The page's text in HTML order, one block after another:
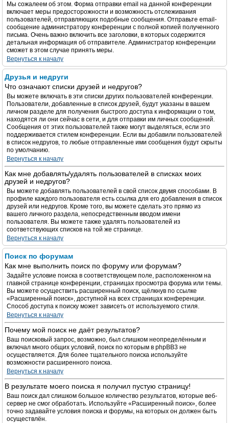
Мы сожалеем об этом. Форма отправки email на данной конференции
включает меры предосторожности и возможность отслеживания
пользователей, отправляющих подобные сообщения. Отправьте email-
сообщение администратору конференции с полной копией полученного
письма. Очень важно включить все заголовки, в которых содержится
детальная информация об отправителе. Администратор конференции
сможет в этом случае принять меры.
Вернуться к началу
Друзья и недруги
Что означают списки друзей и недругов?
Вы можете включать в эти списки других пользователей конференции.
Пользователи, добавленные в список друзей, будут указаны в вашем
личном разделе для получения быстрого доступа к информации о том,
находятся ли они сейчас в сети, и для отправки им личных сообщений.
Сообщения от этих пользователей также могут выделяться, если это
поддерживается стилем конференции. Если вы добавили пользователей
в список недругов, то любые отправленные ими сообщения будут скрыты
по умолчанию.
Вернуться к началу
Как мне добавлять/удалять пользователей в списках моих
друзей и недругов?
Вы можете добавлять пользователей в свой список двумя способами. В
профиле каждого пользователя есть ссылка для его добавления в список
друзей или недругов. Кроме того, вы можете сделать это прямо из
вашего личного раздела, непосредственным вводом имени
пользователя. Вы можете также удалять пользователей из
соответствующих списков на той же странице.
Вернуться к началу
Поиск по форумам
Как мне выполнить поиск по форуму или форумам?
Задайте условие поиска в соответствующем поле, расположенном на
главной странице конференции, страницах просмотра форума или темы.
Вы можете осуществить расширенный поиск, щёлкнув по ссылке
«Расширенный поиск», доступной на всех страницах конференции.
Способ доступа к поиску может зависеть от используемого стиля.
Вернуться к началу
Почему мой поиск не даёт результатов?
Ваш поисковый запрос, возможно, был слишком неопределённым и
включал много общих условий, поиск по которым в phpBB3 не
осуществляется. Для более тщательного поиска используйте
возможности расширенного поиска.
Вернуться к началу
В результате моего поиска я получил пустую страницу!
Ваш поиск дал слишком большое количество результатов, которые веб-
сервер не смог обработать. Используйте «Расширенный поиск», более
точно задавайте условия поиска и форумы, на которых он должен быть
осуществлён.